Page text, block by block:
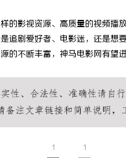
的影视资源、高质量的视频
追剧爱好者、电影迷，还是
的不断丰富，神马电影网有
1 1
着 贝净 AC 国际医疗实验
全解析